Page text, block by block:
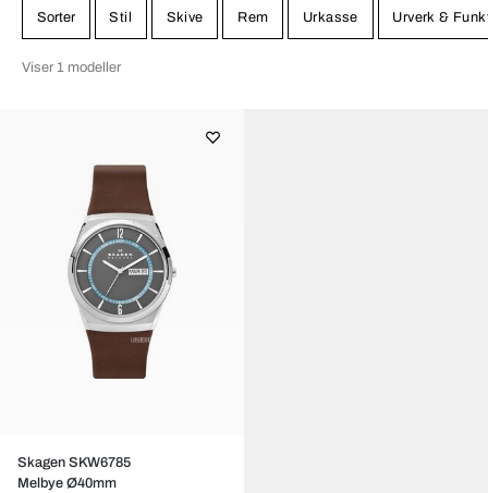
Sorter Stil Skive Rem Urkasse Urverk &
Viser 1 modeller
Skagen SKW6785
Melbye Ø40mm